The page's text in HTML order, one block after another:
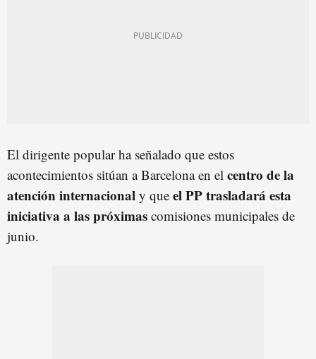
El dirigente popular ha señalado que estos
acontecimientos sitúan a Barcelona en el centro de la
atención internacional y que el PP trasladará esta
iniciativa a las próximas comisiones municipales de
junio.